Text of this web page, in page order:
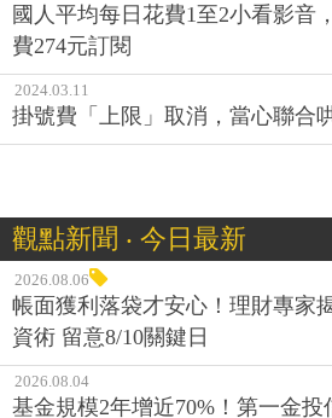
國人平均每日花費1至2小看影音
費274元訂閱
2024.03.11
掛號費「上限」取消，當心聯合
觀點新聞 ‧ 今日最新
2026.08.06
帳面獲利落袋才安心！理財專家
資術 留意8/10關鍵日
2026.08.04
基金規模2年增近70%！第一金